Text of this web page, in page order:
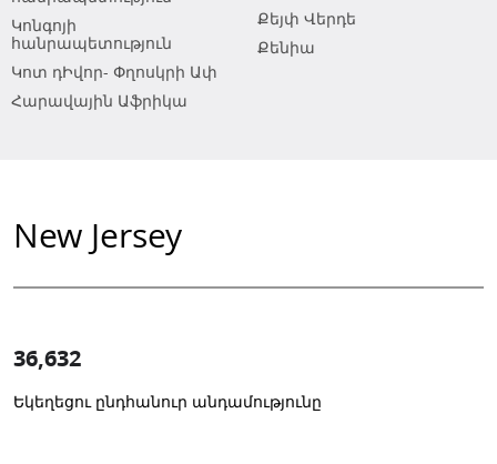
Կոնգոյի
հանրապետություն
Կոտ դԻվոր- Փղոսկրի Ափ
Հարավային Աֆրիկա
Քեյփ Վերդե
Քենիա
New Jersey
36,632
Եկեղեցու ընդհանուր անդամությունը
1 -in-